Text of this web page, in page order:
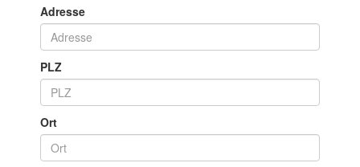
Adresse
PLZ
Ort